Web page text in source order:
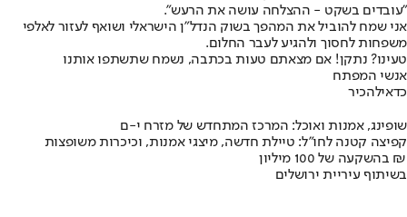
"עובדים בשקט - ההצלחה עושה את הרעש".
אני שמח להוביל את המהפך בשוק הנדל"ן הישראלי ושואף לעזור לאלפי
משפחות לחסוך ולהגיע לעבר החלום.
טעינו? נתקן! אם מצאתם טעות בכתבה, נשמח שתשתפו אותנו
אנשי המפתח
כדאילהכיר
שופינג, אמנות ואוכל: המרכז המתחדש של מזרח י-ם
קפיצה קטנה לחו"ל: טיילת חדשה, מיצגי אמנות, וכיכרות משופצות
בהשקעה של 100 מיליון ₪
בשיתוף עיריית ירושלים